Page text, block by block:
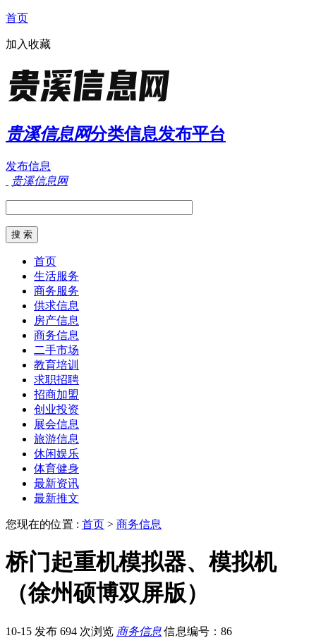
首页
加入收藏
贵溪信息网分类信息发布平台
发布信息
贵溪信息网
首页
生活服务
商务服务
供求信息
房产信息
商务信息
二手市场
教育培训
求职招聘
招商加盟
创业投资
展会信息
旅游信息
休闲娱乐
体育健身
最新资讯
最新推文
您现在的位置 : 首页 > 商务信息
桥门起重机模拟器、模拟机
（徐州硕博双屏版）
10-15 发布 694 次浏览 商务信息 信息编号：86